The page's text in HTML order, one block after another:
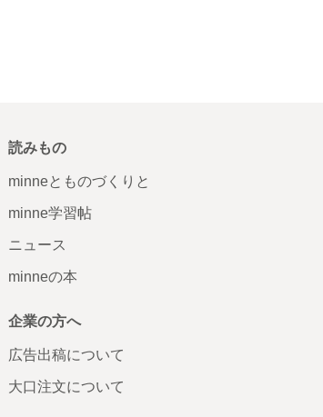
読みもの
minneとものづくりと
minne学習帖
ニュース
minneの本
企業の方へ
広告出稿について
大口注文について